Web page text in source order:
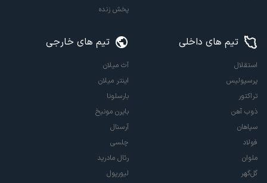
پخش زنده
تیم های داخلی
استقلال
پرسپولیس
تراکتور
ذوب آهن
سپاهان
فولاد
ملوان
گل‌گهر
تیم های خارجی
آث میلان
اینتر میلان
بارسلونا
بایرن مونیخ
آرسنال
چلسی
رئال مادرید
لیورپول